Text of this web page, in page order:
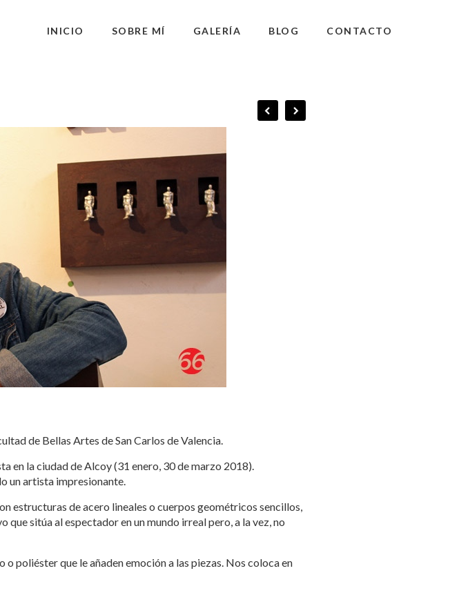
INICIO SOBRE MÍ GALERÍA BLOG CONTACTO
de Bellas Artes de San Carlos de Valencia.
en la ciudad de Alcoy (31 enero, 30 de marzo 2018).
un artista impresionante.
estructuras de acero lineales o cuerpos geométricos sencillos,
sitúa al espectador en un mundo irreal pero, a la vez, no
poliéster que le añaden emoción a las piezas. Nos coloca en